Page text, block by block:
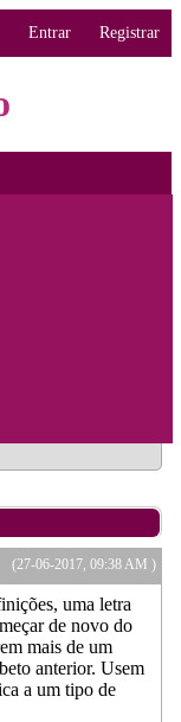
Entrar Registrar
(27-06-2017, 09:38 AM )
uma letra
de novo do
mais de um
anterior. Usem
a um tipo de